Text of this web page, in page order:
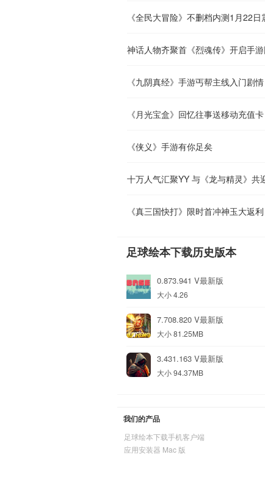
《全民大冒险》不删档内测1月22日
神话人物齐聚首《烈魂传》开启手
《九阴真经》手游丐帮主线入门剧
《月光宝盒》回忆往事送移动充值卡
《侠义》手游有你足矣
十万人气汇聚YY 与《龙与精灵》共
《真三国快打》限时首冲神玉大返利
足球绘本下载历史版本
0.873.941 V最新版
大小 4.26
7.708.820 V最新版
大小 81.25MB
3.431.163 V最新版
大小 94.37MB
我们的产品
足球绘本下载手机客户端
应用安装器 Mac 版